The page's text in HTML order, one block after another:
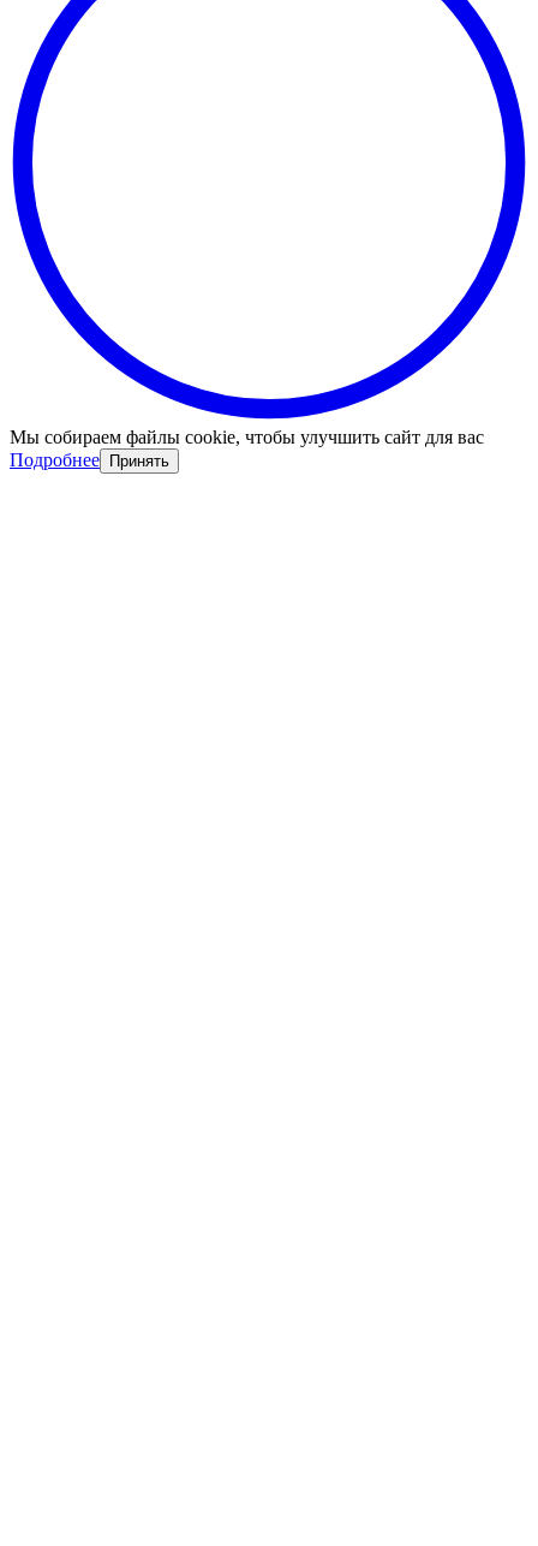
Мы собираем файлы cookie, чтобы улучшить сайт для вас
Подробнее Принять